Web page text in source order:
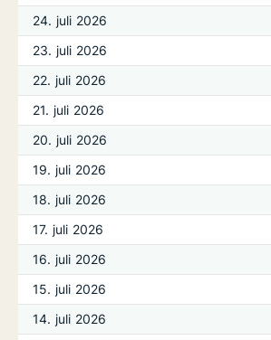
24. juli 2026
23. juli 2026
22. juli 2026
21. juli 2026
20. juli 2026
19. juli 2026
18. juli 2026
17. juli 2026
16. juli 2026
15. juli 2026
14. juli 2026